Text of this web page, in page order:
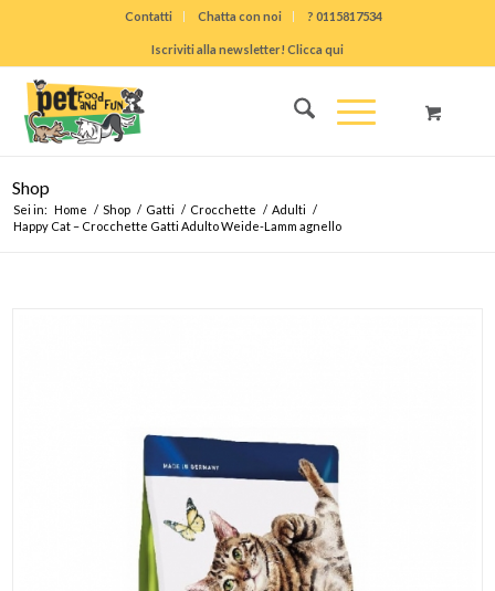
Contatti Chatta con noi ? 0115817534
Iscriviti alla newsletter! Clicca qui
Shop
Sei in: Home / Shop / Gatti / Crocchette / Adulti /
Happy Cat – Crocchette Gatti Adulto Weide-Lamm agnello